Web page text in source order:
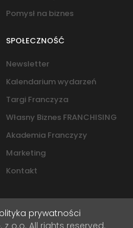
Pomysł na biznes
SPOŁECZNOŚĆ
Newsletter
Kalendarium wydarzeń
Targi Franczyza
Własny Biznes FRANCHISING
Akademia Franczyzy
Marketing
Kontakt
prywatności